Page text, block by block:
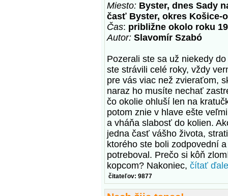
Miesto: Byster, dnes Sady
časť Byster, okres Košice-
Čas: približne okolo roku
Autor: Slavomír Szabó
Pozerali ste sa už niekedy
ste strávili celé roky, vždy
pre vás viac než zvieraťom,
naraz ho musíte nechať
čo okolie ohluší len na
potom znie v hlave ešte
a vháňa slabosť do kolien.
jedna časť vášho života,
ktorého ste boli zodpovední
potreboval. Prečo si kôň
kopcom? Nakoniec, čítať
čitateľov: 9877